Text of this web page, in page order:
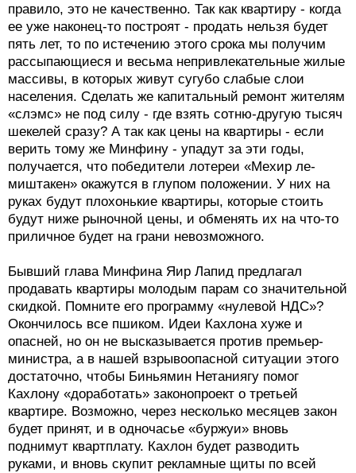
правило, это не качественно. Так как квартиру - когда
ее уже наконец-то построят - продать нельзя будет
пять лет, то по истечению этого срока мы получим
рассыпающиеся и весьма непривлекательные жилые
массивы, в которых живут сугубо слабые слои
населения. Сделать же капитальный ремонт жителям
«слэмс» не под силу - где взять сотню-другую тысяч
шекелей сразу? А так как цены на квартиры - если
верить тому же Минфину - упадут за эти годы,
получается, что победители лотереи «Мехир ле-
миштакен» окажутся в глупом положении. У них на
руках будут плохонькие квартиры, которые стоить
будут ниже рыночной цены, и обменять их на что-то
приличное будет на грани невозможного.
Бывший глава Минфина Яир Лапид предлагал
продавать квартиры молодым парам со значительной
скидкой. Помните его программу «нулевой НДС»?
Окончилось все пшиком. Идеи Кахлона хуже и
опасней, но он не высказывается против премьер-
министра, а в нашей взрывоопасной ситуации этого
достаточно, чтобы Биньямин Нетаниягу помог
Кахлону «доработать» законопроект о третьей
квартире. Возможно, через несколько месяцев закон
будет принят, и в одночасье «буржуи» вновь
поднимут квартплату. Кахлон будет разводить
руками, и вновь скупит рекламные щиты по всей